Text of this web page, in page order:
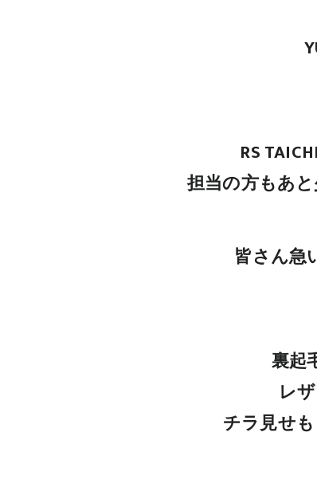
RS
担当の方もあ
皆さん急
裏起
レ
チラ見せ